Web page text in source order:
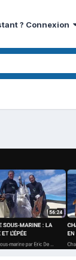
? Connexion